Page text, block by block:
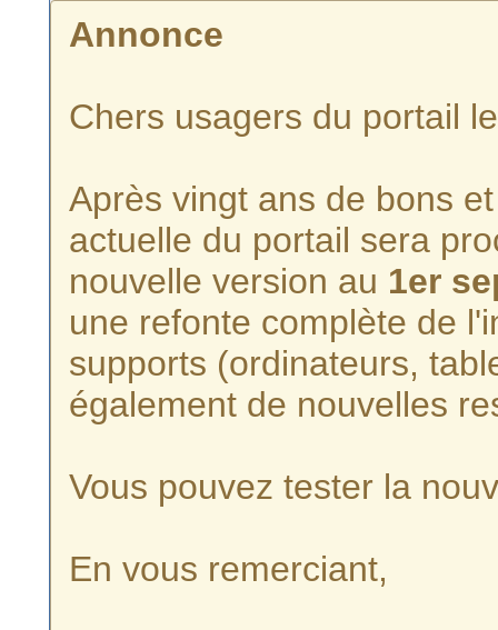
Annonce
Chers usagers du portail
Après vingt ans de bons
actuelle du portail sera
nouvelle version au 1er
une refonte complète de
supports (ordinateurs,
également de nouvelles
Vous pouvez tester la
En vous remerciant,